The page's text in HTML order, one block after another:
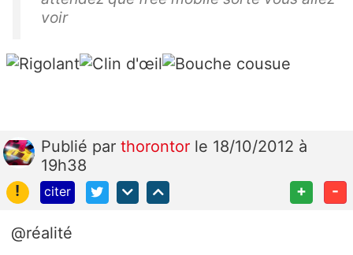
voir
Publié par thorontor le 18/10/2012 à
19h38
!
citer + -
@réalité